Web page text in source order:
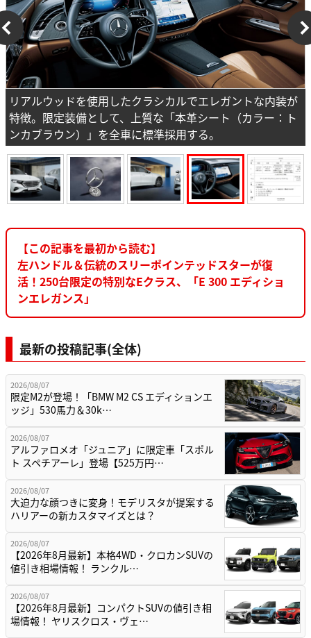
リアルウッドを使用したクラシカルでエレガントな内装が
特徴。限定装備として、上質な「本革シート（カラー：ト
ンカブラウン）」を全車に標準採用する。
【この記事を最初から読む】
左ハンドル＆伝統のスリーポインテッドスターが復
活！250台限定の特別なEクラス、「E 300 エディショ
ンエレガンス」
最新の投稿記事(全体)
2026/08/07
限定M2が登場！「BMW M2 CS エディションエ
ッジ」530馬力＆30k…
2026/08/07
アルファロメオ「ジュニア」に限定車「スポル
ト スペチアーレ」登場【525万円…
2026/08/07
大迫力な顔つきに変身！モデリスタが提案する
ハリアーの新カスタマイズとは？
2026/08/07
【2026年8月最新】本格4WD・クロカンSUVの
値引き相場情報！ ランクル…
2026/08/07
【2026年8月最新】コンパクトSUVの値引き相
場情報！ ヤリスクロス・ヴェ…